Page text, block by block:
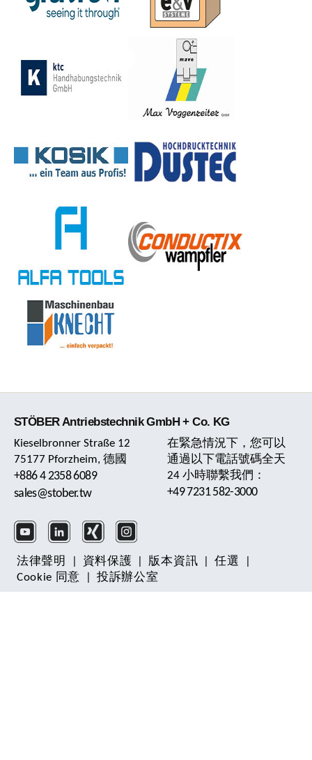
STÖBER Antriebstechnik GmbH + Co. KG
Kieselbronner Straße 12
75177 Pforzheim, 德國
+886 4 2358 6089
sales@stober.tw
在緊急情況下，您可以
通過以下電話號碼全天
24 小時聯繫我們：
+49 7231 582-3000
法律聲明 資料保護 版本資訊 任選
Cookie 同意
投訴辦公室